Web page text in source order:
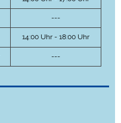
---
14:00 Uhr - 18:00 Uhr
---